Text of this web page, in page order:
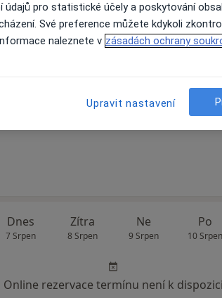
Dnes
7 Srpen
Zítra
8 Srpen
Ne
9 Srpen
Po
10
Online rezervace termínu není k
Rezervovat termín
Dnes
7 Srpen
Zítra
8 Srpen
Ne
9 Srpen
Po
10 Srpen
Online rezervace termínu není k dispozici
pro statistické účely a poskytování
Své preference můžete kdykoli
naleznete v zásadách ochrany
Upravit nastavení